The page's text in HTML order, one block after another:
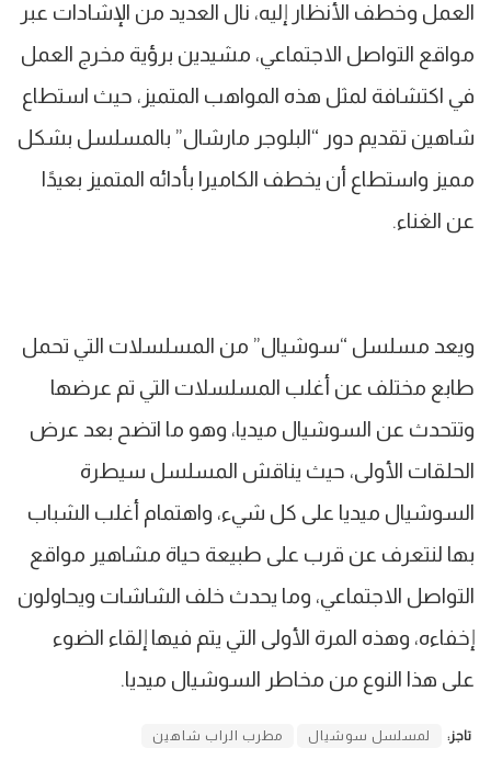
العمل وخطف الأنظار إليه، نال العديد من الإشادات عبر
مواقع التواصل الاجتماعي، مشيدين برؤية مخرج العمل
في اكتشافة لمثل هذه المواهب المتميز، حيث استطاع
شاهين تقديم دور “البلوجر مارشال” بالمسلسل بشكل
مميز واستطاع أن يخطف الكاميرا بأدائه المتميز بعيدًا
عن الغناء.
ويعد مسلسل “سوشيال” من المسلسلات التي تحمل
طابع مختلف عن أغلب المسلسلات التي تم عرضها
وتتحدث عن السوشيال ميديا، وهو ما اتضح بعد عرض
الحلقات الأولى، حيث يناقش المسلسل سيطرة
السوشيال ميديا على كل شيء، واهتمام أغلب الشباب
بها لنتعرف عن قرب على طبيعة حياة مشاهير مواقع
التواصل الاجتماعي، وما يحدث خلف الشاشات ويحاولون
إخفاءه، وهذه المرة الأولى التي يتم فيها إلقاء الضوء
على هذا النوع من مخاطر السوشيال ميديا.
تاجز: لمسلسل سوشيال مطرب الراب شاهين